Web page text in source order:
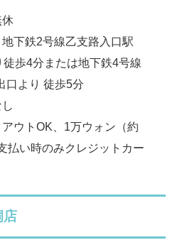
休
下鉄2号線乙支路入口駅
歩4分または地下鉄4号線
口より 徒歩5分
ウトOK、1万ウォン（約
払い時のみクレジットカー